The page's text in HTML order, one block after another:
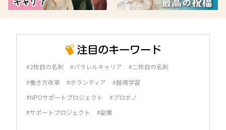
#2枚目の名刺 #パラレルキャリア
#二枚目の名刺
#働き方改革
#ボランティア
#越境学習
#NPOサポートプロジェクト
#プロボノ
#サポートプロジェクト
#副業